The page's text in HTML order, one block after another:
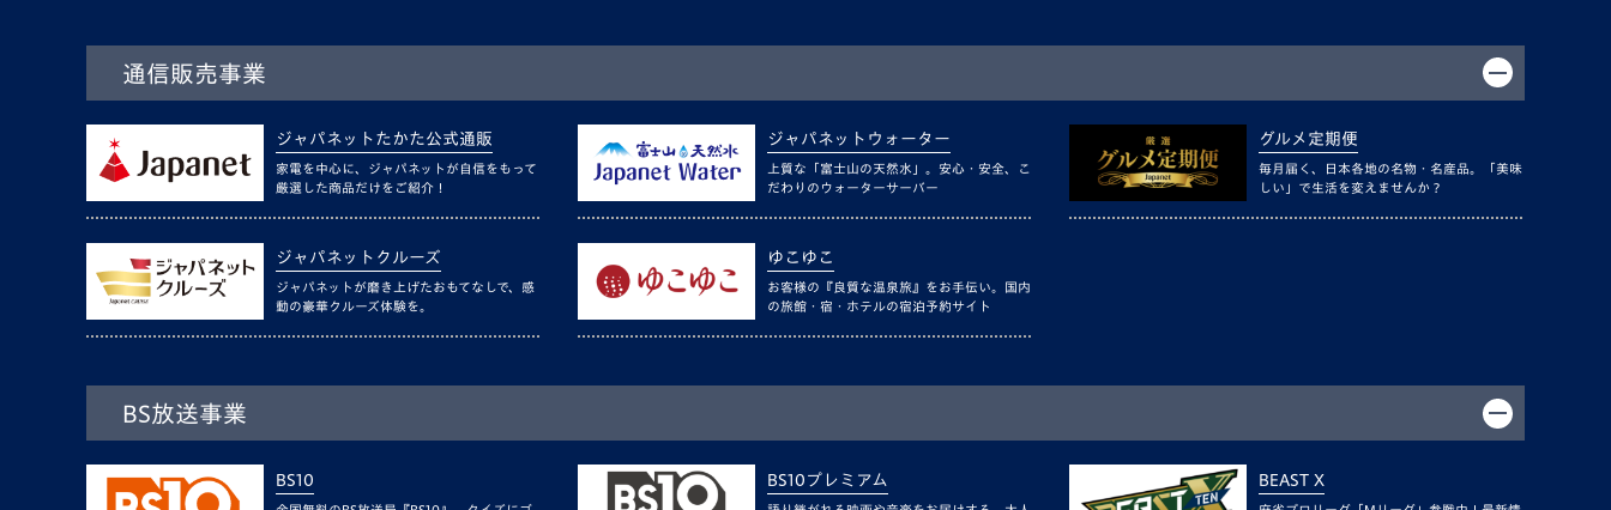
通信販売事業
ジャパネットたかた公式通販
家電を中心に、ジャパネットが自信をもって
厳選した商品だけをご紹介！
ジャパネットウォーター
上質な「富士山の天然水」。安心・安全、こ
だわりのウォーターサーバー
グルメ定期便
毎月届く、日本各地の名物・名産品。「美味
しい」で生活を変えませんか？
ジャパネットクルーズ
ジャパネットが磨き上げたおもてなしで、感
動の豪華クルーズ体験を。
ゆこゆこ
お客様の『良質な温泉旅』をお手伝い。国内
の旅館・宿・ホテルの宿泊予約サイト
BS放送事業
BS10 BS10プレミアム BEAST X